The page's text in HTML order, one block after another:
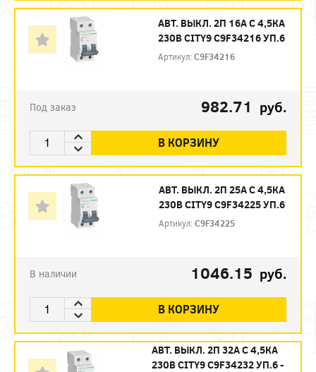
АВТ. ВЫКЛ. 2П 16А С 4,5КА
230В CITY9 C9F34216 УП.6
Артикул:C9F34216
Под заказ 982.71 руб.
В КОРЗИНУ
АВТ. ВЫКЛ. 2П 25А С 4,5КА
230В CITY9 C9F34225 УП.6
Артикул:C9F34225
В наличии 1046.15 руб.
В КОРЗИНУ
АВТ. ВЫКЛ. 2П 32А С 4,5КА
230В CITY9 C9F34232 УП.6 -